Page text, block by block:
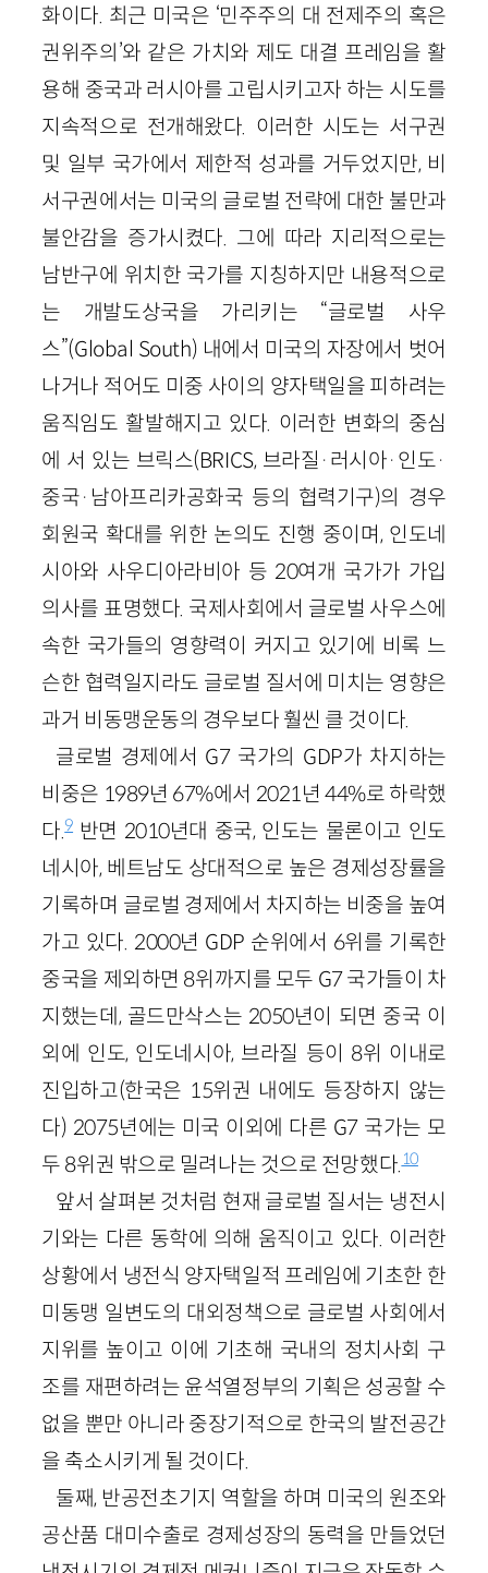
화이다. 최근 미국은 ‘민주주의 대 전제주의 혹은
권위주의’와 같은 가치와 제도 대결 프레임을 활
용해 중국과 러시아를 고립시키고자 하는 시도를
지속적으로 전개해왔다. 이러한 시도는 서구권
및 일부 국가에서 제한적 성과를 거두었지만, 비
서구권에서는 미국의 글로벌 전략에 대한 불만과
불안감을 증가시켰다. 그에 따라 지리적으로는
남반구에 위치한 국가를 지칭하지만 내용적으로
는 개발도상국을 가리키는 “글로벌 사우
스”(Global South) 내에서 미국의 자장에서 벗어
나거나 적어도 미중 사이의 양자택일을 피하려는
움직임도 활발해지고 있다. 이러한 변화의 중심
에 서 있는 브릭스(BRICS, 브라질·러시아·인도·
중국·남아프리카공화국 등의 협력기구)의 경우
회원국 확대를 위한 논의도 진행 중이며, 인도네
시아와 사우디아라비아 등 20여개 국가가 가입
의사를 표명했다. 국제사회에서 글로벌 사우스에
속한 국가들의 영향력이 커지고 있기에 비록 느
슨한 협력일지라도 글로벌 질서에 미치는 영향은
과거 비동맹운동의 경우보다 훨씬 클 것이다.
글로벌 경제에서 G7 국가의 GDP가 차지하는
비중은 1989년 67%에서 2021년 44%로 하락했
다.9 반면 2010년대 중국, 인도는 물론이고 인도
네시아, 베트남도 상대적으로 높은 경제성장률을
기록하며 글로벌 경제에서 차지하는 비중을 높여
가고 있다. 2000년 GDP 순위에서 6위를 기록한
중국을 제외하면 8위까지를 모두 G7 국가들이 차
지했는데, 골드만삭스는 2050년이 되면 중국 이
외에 인도, 인도네시아, 브라질 등이 8위 이내로
진입하고(한국은 15위권 내에도 등장하지 않는
다) 2075년에는 미국 이외에 다른 G7 국가는 모
두 8위권 밖으로 밀려나는 것으로 전망했다.10
앞서 살펴본 것처럼 현재 글로벌 질서는 냉전시
기와는 다른 동학에 의해 움직이고 있다. 이러한
상황에서 냉전식 양자택일적 프레임에 기초한 한
미동맹 일변도의 대외정책으로 글로벌 사회에서
지위를 높이고 이에 기초해 국내의 정치사회 구
조를 재편하려는 윤석열정부의 기획은 성공할 수
없을 뿐만 아니라 중장기적으로 한국의 발전공간
을 축소시키게 될 것이다.
둘째, 반공전초기지 역할을 하며 미국의 원조와
공산품 대미수출로 경제성장의 동력을 만들었던